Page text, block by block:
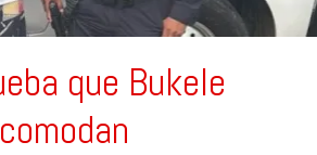
que Bukele